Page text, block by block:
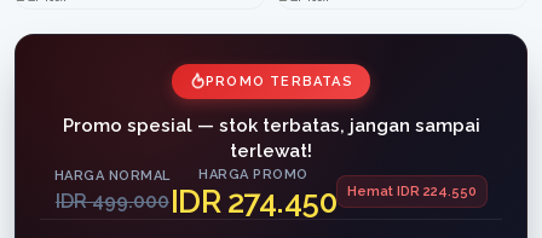
PROMO TERBATAS
Promo spesial — stok terbatas, jangan sampai
terlewat!
HARGA NORMAL
IDR 499.000
HARGA PROMO
IDR 274.450 Hemat IDR 224.550